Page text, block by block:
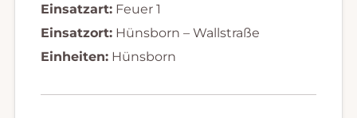
Einsatzart:Feuer 1
Einsatzort:Hünsborn – Wallstraße
Einheiten:Hünsborn